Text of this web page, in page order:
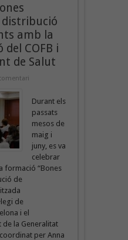
distribució
amb la
COFB i
de Salut
Durant els
passats
mesos de
maig i
juny, es va
celebrar
formació “Bones
de
de
i el
de la Generalitat
per Anna